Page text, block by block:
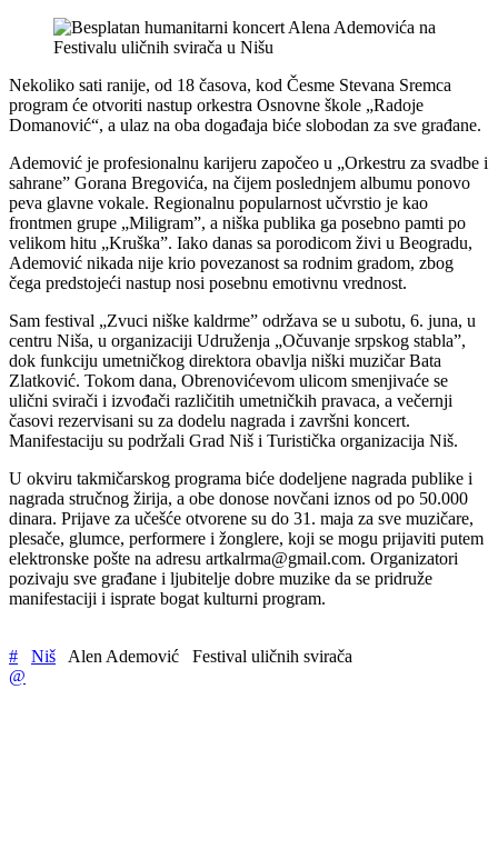
Nekoliko sati ranije, od 18 časova, kod Česme Stevana Sremca
program će otvoriti nastup orkestra Osnovne škole „Radoje
Domanović“, a ulaz na oba događaja biće slobodan za sve građane.
Ademović je profesionalnu karijeru započeo u „Orkestru za svadbe i
sahrane” Gorana Bregovića, na čijem poslednjem albumu ponovo
peva glavne vokale. Regionalnu popularnost učvrstio je kao
frontmen grupe „Miligram”, a niška publika ga posebno pamti po
velikom hitu „Kruška”. Iako danas sa porodicom živi u Beogradu,
Ademović nikada nije krio povezanost sa rodnim gradom, zbog
čega predstojeći nastup nosi posebnu emotivnu vrednost.
Sam festival „Zvuci niške kaldrme” održava se u subotu, 6. juna, u
centru Niša, u organizaciji Udruženja „Očuvanje srpskog stabla”,
dok funkciju umetničkog direktora obavlja niški muzičar Bata
Zlatković. Tokom dana, Obrenovićevom ulicom smenjivaće se
ulični svirači i izvođači različitih umetničkih pravaca, a večernji
časovi rezervisani su za dodelu nagrada i završni koncert.
Manifestaciju su podržali Grad Niš i Turistička organizacija Niš.
U okviru takmičarskog programa biće dodeljene nagrada publike i
nagrada stručnog žirija, a obe donose novčani iznos od po 50.000
dinara. Prijave za učešće otvorene su do 31. maja za sve muzičare,
plesače, glumce, performere i žonglere, koji se mogu prijaviti putem
elektronske pošte na adresu artkalrma@gmail.com. Organizatori
pozivaju sve građane i ljubitelje dobre muzike da se pridruže
manifestaciji i isprate bogat kulturni program.
# Niš Alen Ademović
Festival uličnih svirača
@